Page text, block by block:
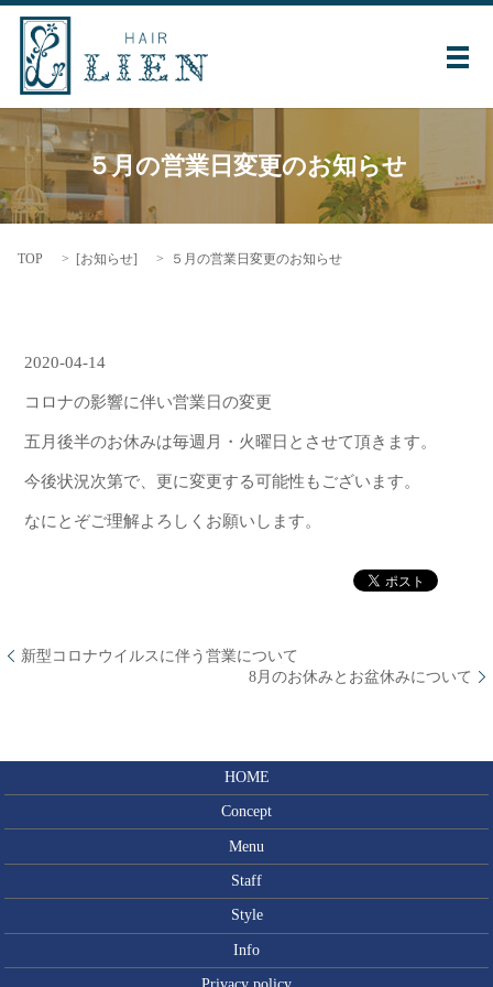
メ
５月の営業日変更のお知らせ
TOP [お知らせ] ５月の営業日変更のお知らせ
2020-04-14
コロナの影響に伴い営業日の変更
五月後半のお休みは毎週月・火曜日とさせて頂きます。
今後状況次第で、更に変更する可能性もございます。
なにとぞご理解よろしくお願いします。
新型コロナウイルスに伴う営業について
8月のお休みとお盆休みについて
HOME
Concept
Menu
Staff
Style
Info